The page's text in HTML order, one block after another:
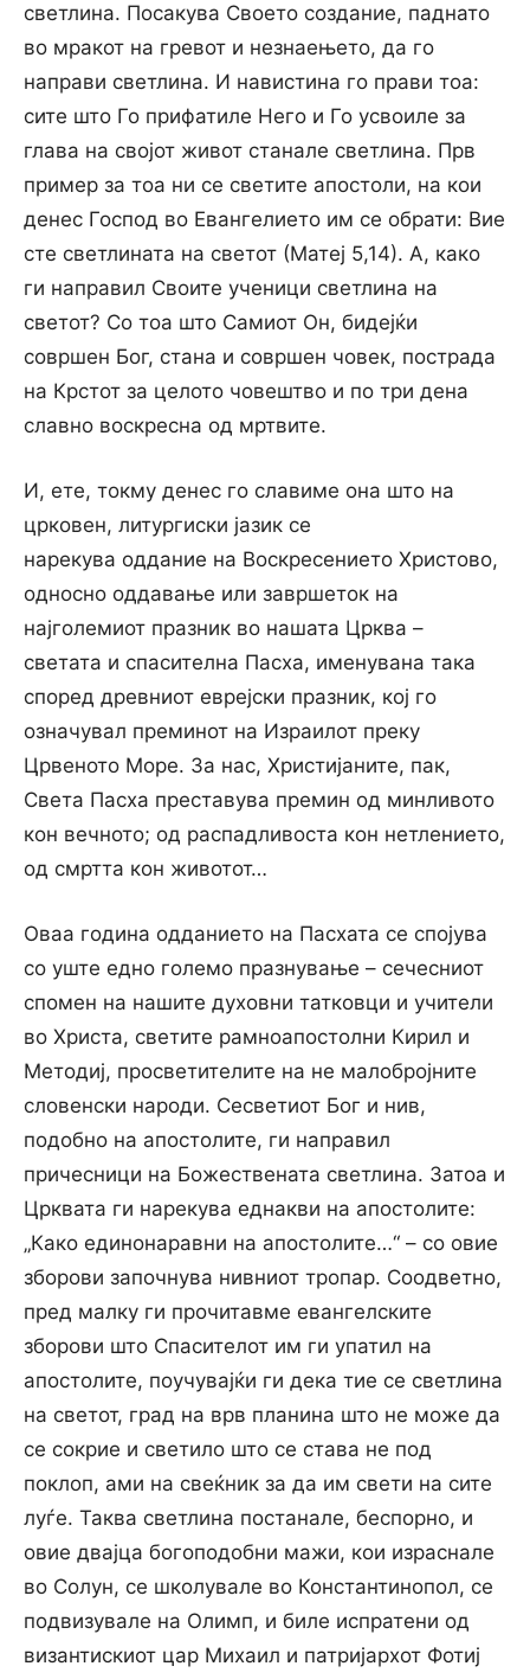
светлина. Посакува Своето создание, паднато
во мракот на гревот и незнаењето, да го
направи светлина. И навистина го прави тоа:
сите што Го прифатиле Него и Го усвоиле за
глава на својот живот станале светлина. Прв
пример за тоа ни се светите апостоли, на кои
денес Господ во Евангелието им се обрати: Вие
сте светлината на светот (Матеј 5,14). А, како
ги направил Своите ученици светлина на
светот? Со тоа што Самиот Он, бидејќи
совршен Бог, стана и совршен човек, пострада
на Крстот за целото човештво и по три дена
славно воскресна од мртвите.
И, ете, токму денес го славиме она што на
црковен, литургиски јазик се
нарекува оддание на Воскресението Христово,
односно оддавање или завршеток на
најголемиот празник во нашата Црква –
светата и спасителна Пасха, именувана така
според древниот еврејски празник, кој го
означувал преминот на Израилот преку
Црвеното Море. За нас, Христијаните, пак,
Света Пасха преставува премин од минливото
кон вечното; од распадливоста кон нетлението,
од смртта кон животот…
Оваа година одданието на Пасхата се спојува
со уште едно големо празнување – сечесниот
спомен на нашите духовни татковци и учители
во Христа, светите рамноапостолни Кирил и
Методиј, просветителите на не малобројните
словенски народи. Сесветиот Бог и нив,
подобно на апостолите, ги направил
причесници на Божествената светлина. Затоа и
Црквата ги нарекува еднакви на апостолите:
„Како единонаравни на апостолите…“ – со овие
зборови започнува нивниот тропар. Соодветно,
пред малку ги прочитавме евангелските
зборови што Спасителот им ги упатил на
апостолите, поучувајќи ги дека тие се светлина
на светот, град на врв планина што не може да
се сокрие и светило што се става не под
поклоп, ами на свеќник за да им свети на сите
луѓе. Таква светлина постанале, беспорно, и
овие двајца богоподобни мажи, кои израснале
во Солун, се школувале во Константинопол, се
подвизувале на Олимп, и биле испратени од
византискиот цар Михаил и патријархот Фотиј